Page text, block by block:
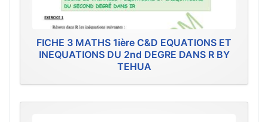
FICHE 3 MATHS 1ière C&D EQUATIONS ET
INEQUATIONS DU 2nd DEGRE DANS R BY
TEHUA